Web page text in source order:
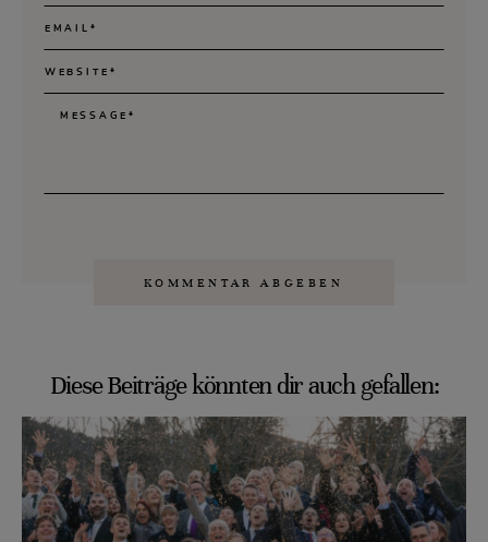
Diese Beiträge könnten dir auch gefallen: